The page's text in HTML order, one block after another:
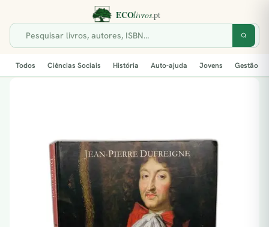
Todos Ciências Sociais História Auto-ajuda Jovens Gestão